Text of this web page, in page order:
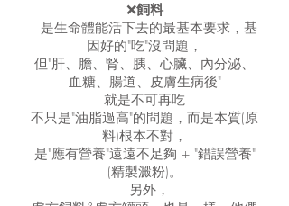
❌飼料
是生命體能活下去的最基本要求， 基
因好的"吃"沒問題，
但"肝、膽、腎、胰、心臟、內分泌、
血糖、腸道、皮膚生病後"
就是不可再吃
不只是"油脂過高"的問題，而是本質(原
料)根本不對，
是"應有營養"遠遠不足夠 + "錯誤營養"
(精製澱粉)。
另外，